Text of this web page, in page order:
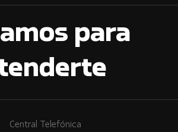
para
Central Telefónica